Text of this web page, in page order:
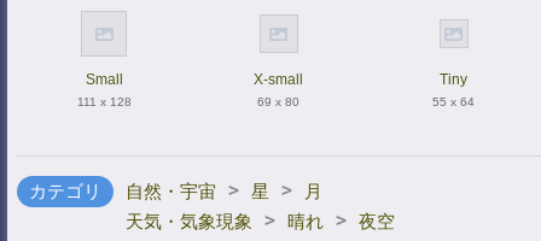
Small
111 x 128
X-small
69 x 80
Tiny
55 x 64
カテゴリ 自然・宇宙 > 星 >
月
天気・気象現象
> 晴れ > 夜空